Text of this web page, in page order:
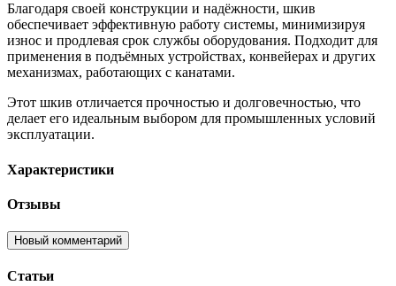
Благодаря своей конструкции и надёжности, шкив
обеспечивает эффективную работу системы, минимизируя
износ и продлевая срок службы оборудования. Подходит для
применения в подъёмных устройствах, конвейерах и других
механизмах, работающих с канатами.
Этот шкив отличается прочностью и долговечностью, что
делает его идеальным выбором для промышленных условий
эксплуатации.
Характеристики
Отзывы
Новый комментарий
Статьи